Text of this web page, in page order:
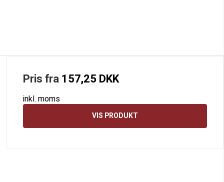
Pris fra157,25 DKK
inkl. moms
VIS PRODUKT